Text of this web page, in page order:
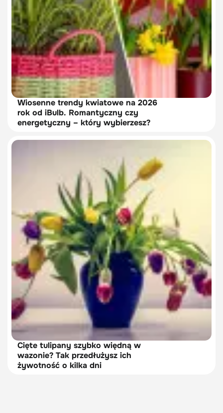
Wiosenne trendy kwiatowe na 2026
rok od iBulb. Romantyczny czy
energetyczny – który wybierzesz?
Cięte tulipany szybko więdną w
wazonie? Tak przedłużysz ich
żywotność o kilka dni